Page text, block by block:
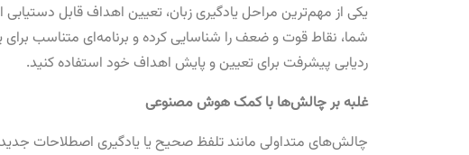
یکی از مهم‌ترین مراحل یادگیری زبان، تعیین اهداف قابل
شما، نقاط قوت و ضعف را شناسایی کرده و برنامه‌ای متناسب برای
ردیابی پیشرفت برای تعیین و پایش اهداف خود استفاده کنید.
غلبه بر چالش‌ها با کمک هوش مصنوعی
چالش‌های متداولی مانند تلفظ صحیح یا یادگیری اصطلاحات